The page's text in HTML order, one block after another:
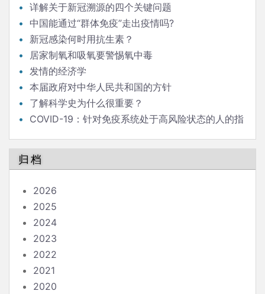
详解关于新冠溯源的四个关键问题
中国能通过“群体免疫”走出疫情吗?
新冠感染何时用抗生素？
居家制氧和吸氧要警惕氧中毒
发情的经济学
本届政府对中华人民共和国的方针
了解科学史为什么很重要？
COVID-19：针对免疫系统处于高风险状态的人的指
归档
2026
2025
2024
2023
2022
2021
2020